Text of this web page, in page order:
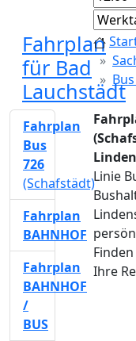
Fahrplan
für Bad
Lauchstädt
Linie
Ihre
Fahrplan
Bus
726
(Schafstädt)
Fahrplan
BAHNHOF
Fahrplan
BAHNHOF
/
BUS